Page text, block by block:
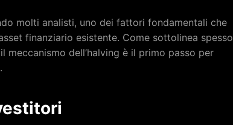
molti analisti, uno dei fattori fondamentali che
finanziario esistente. Come sottolinea spesso
dell’halving è il primo passo per